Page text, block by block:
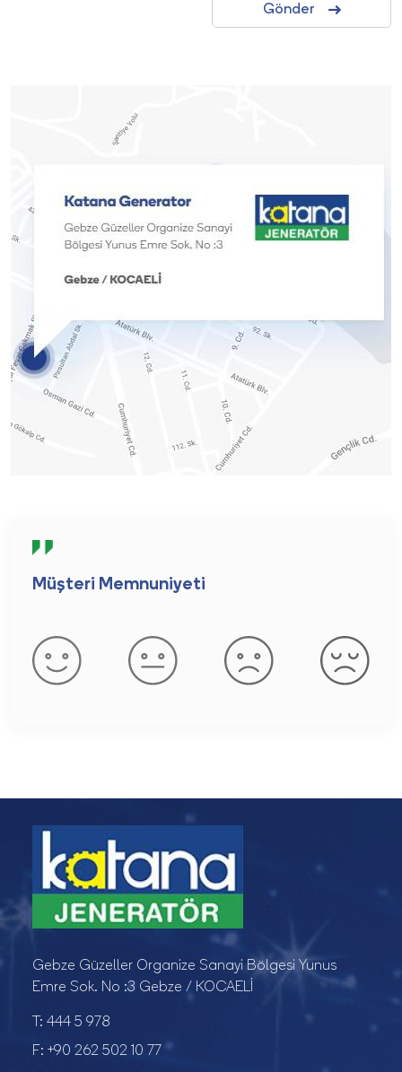
Gönder
Müşteri Memnuniyeti
Gebze Güzeller Organize Sanayi Bölgesi Yunus
Emre Sok. No :3 Gebze / KOCAELİ
T: 444 5 978
F: +90 262 502 10 77